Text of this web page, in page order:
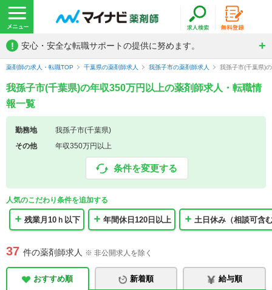
! 安心・安全な転職サポートの提供に努めます。
薬剤師の求人・転職TOP 千葉県の薬剤師求人 我孫子市の薬剤師求人 我孫子市(千葉県)
我孫子市(千葉県)の年収350万円以上の薬剤師求人・転職情
報一覧
勤務地
我孫子市(千葉県)
その他
年収350万円以上
条件を変更する
人気のこだわり条件を追加する
残業月10ｈ以下 年間休日120日以上 土日休み（相談可含
37 件の薬剤師求人 ※ 非公開求人を除く
おすすめ順 新着順 給与順